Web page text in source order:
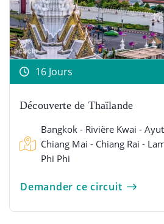
16 Jours
Découverte de Thaïlande
Bangkok - Rivière Kwai -
Chiang Mai - Chiang Rai -
Phi Phi
Demander ce circuit